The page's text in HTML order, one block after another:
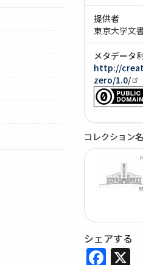
提供者
東京大学文
メタデータ
http://
zero/1.0/
コレクション名
シェアする
X